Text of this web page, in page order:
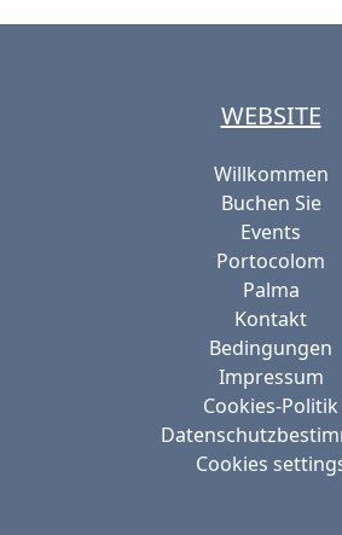
WEBSITE
Willkommen
Buchen Sie
Events
Portocolom
Palma
Kontakt
Bedingungen
Impressum
Cookies-Politik
Cookies